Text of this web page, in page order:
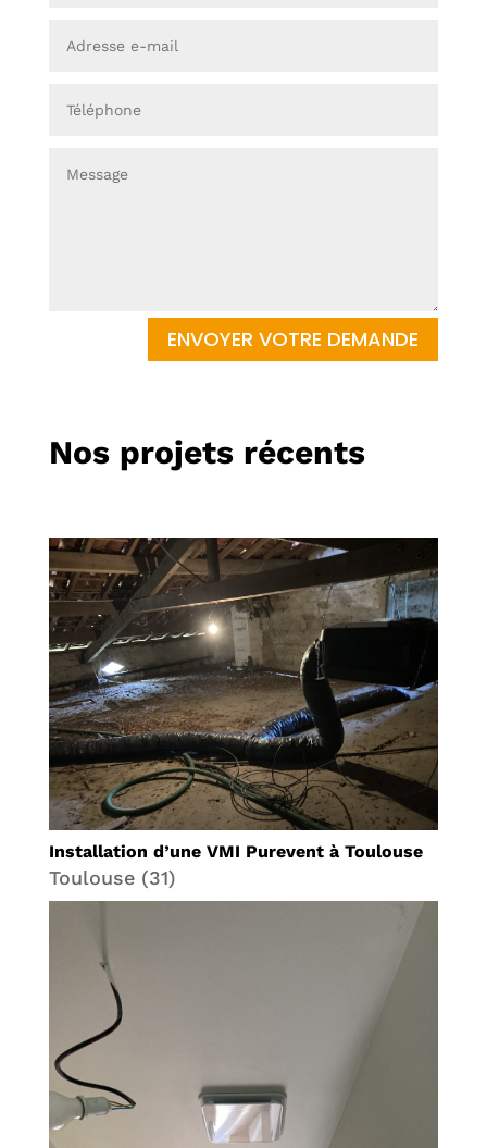
ENVOYER VOTRE DEMANDE
Nos projets récents
Installation d’une VMI Purevent à Toulouse
Toulouse (31)